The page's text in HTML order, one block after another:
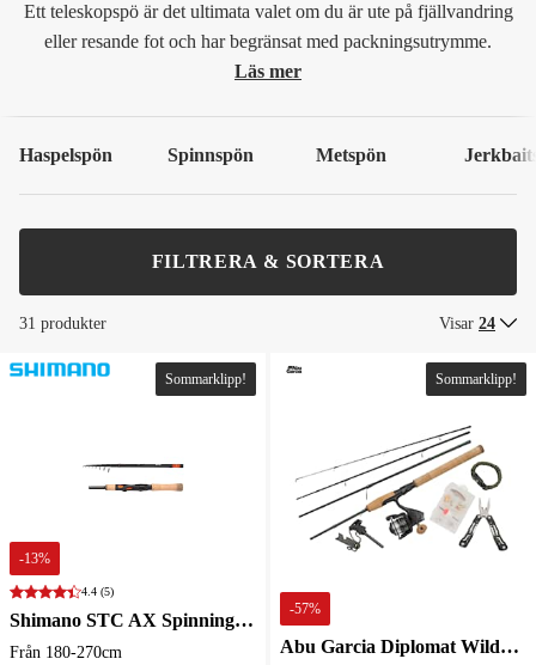
Ett teleskopspö är det ultimata valet om du är ute på fjällvandring
eller resande fot och har begränsat med packningsutrymme.
Läs mer
Haspelspön Spinnspön Metspön
FILTRERA & SORTERA
31 produkter Visar 24
Sommarklipp!
-13%
4.4 (5)
Shimano STC AX Spinning Mini Tele MF 1,80m 3-14g 10pc
Från 180-270cm
Sommarklipp!
-57%
Abu Garcia Diplomat Wilderness Survival 1.98m 3-12g 4Sec / 2000 170/0.20